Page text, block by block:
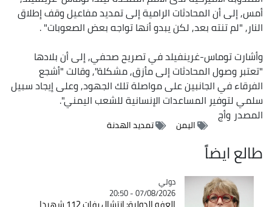
أمس, إلى أن المحادثات الرامية إلى تمديد مفاعيل وقف إطلاق
النار, "لم تنته بعد, لكن يبدو أنها تواجه بعض الصعوبات" .
وأشارت توماس-غرينفيلد في تصريح صحفي, إلى أن بلادها
"تعتبر وصول المحادثات إلى مأزق, مشكلة", وقالت "أشجع
الفرقاء في الجانبين على مواصلة تلك الجهود, وعلى إيجاد سبيل
سلمي لتوفير المساعدات الإنسانية للشعب اليمني".
المصدروأج
اليمن تمديد الهدنة
طالع ايضاً
Catégorie
دولي
07/08/2026 - 20:50